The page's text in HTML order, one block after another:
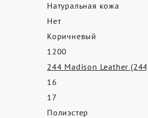
Натуральная кожа
Нет
Коричневый
1200
244 Madison Leather (244)
16
17
Полиэстер